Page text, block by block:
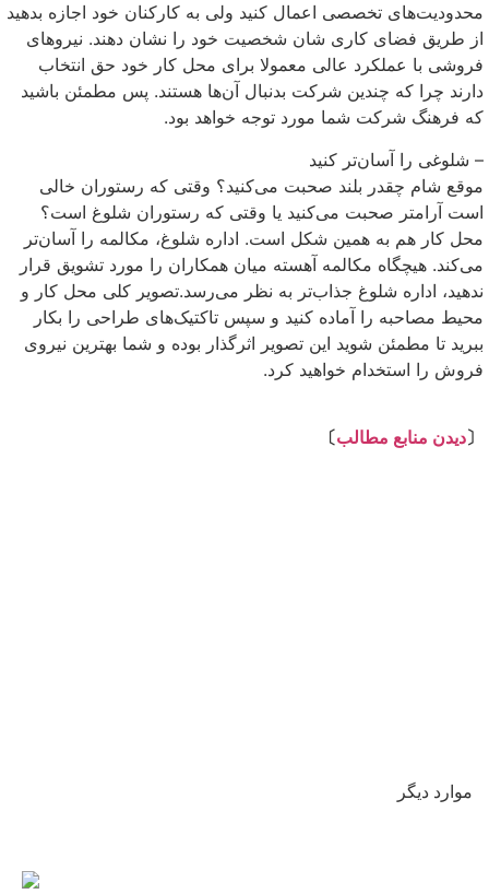
محدودیت‌های تخصصی اعمال کنید ولی به کارکنان خود اجازه بدهید
از طریق فضای کاری شان شخصیت خود را نشان دهند. نیروهای
فروشی با عملکرد عالی معمولا برای محل کار خود حق انتخاب
دارند چرا که چندین شرکت بدنبال آن‌ها هستند. پس مطمئن باشید
که فرهنگ شرکت شما مورد توجه خواهد بود.
– شلوغی را آسان‌تر کنید
موقع شام چقدر بلند صحبت می‌کنید؟ وقتی که رستوران خالی
است آرامتر صحبت می‌کنید یا وقتی که رستوران شلوغ است؟
محل کار هم به همین شکل است. اداره شلوغ، مکالمه را آسان‌تر
می‌کند. هیچگاه مکالمه آهسته میان همکاران را مورد تشویق قرار
ندهید، اداره شلوغ جذاب‌تر به نظر می‌رسد.تصویر کلی محل کار و
محیط مصاحبه را آماده کنید و سپس تاکتیک‌های طراحی را بکار
ببرید تا مطمئن شوید این تصویر اثرگذار بوده و شما بهترین نیروی
فروش را استخدام خواهید کرد.
〔دیدن منابع مطالب〕
موارد دیگر